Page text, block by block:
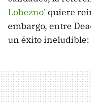
Lobezno' quiere
embargo, entre
un éxito ineludible: